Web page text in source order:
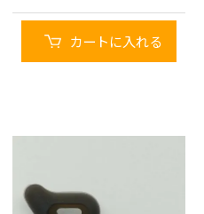
カートに入れる